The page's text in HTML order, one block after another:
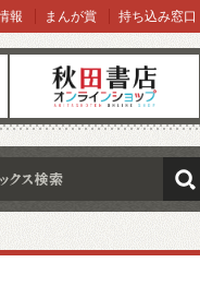
オンラインショップ
報 まんが賞 持ち込み窓口
検索